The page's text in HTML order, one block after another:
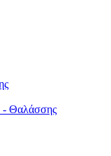
- Θαλάσσης